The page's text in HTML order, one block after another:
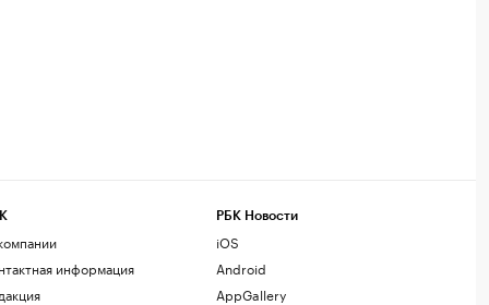
информация
РБК Новости
iOS
Android
AppGallery